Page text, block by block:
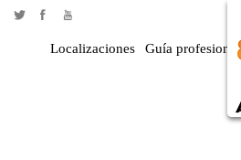
Localizaciones Guía profesional